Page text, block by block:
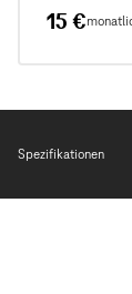
15 €
Spezifikationen